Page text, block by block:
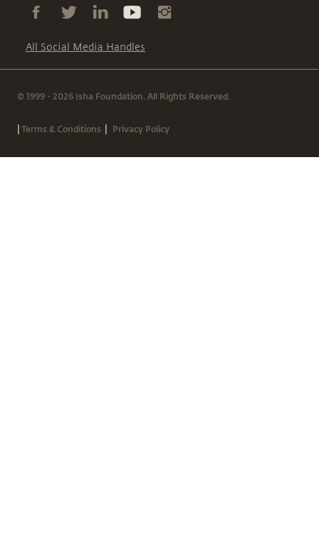
All Social Media Handles
© 1999 - 2026 Isha Foundation. All Rights Reserved.
|Terms & Conditions | Privacy Policy